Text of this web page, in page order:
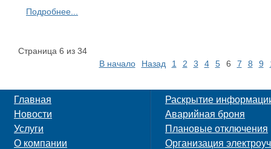
Подробнее...
Страница 6 из 34
В начало
Назад 1 2 3 4 5 6 7 8 9
Главная
Новости
Услуги
О компании
Раскрытие
Аварийная броня
Плановые отключения
Организация